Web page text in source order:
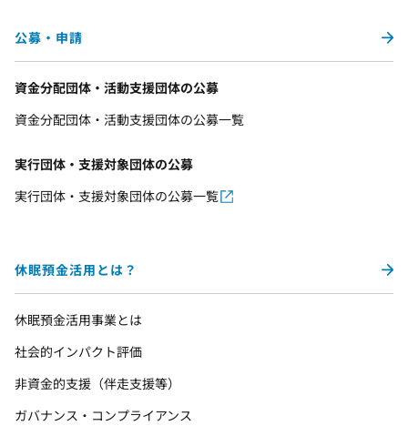
公募・申請
資金分配団体・活動支援団体の公募
資金分配団体・活動支援団体の公募一覧
実行団体・支援対象団体の公募
実行団体・支援対象団体の公募一覧
休眠預金活用とは？
休眠預金活用事業とは
社会的インパクト評価
非資金的支援（伴走支援等）
ガバナンス・コンプライアンス